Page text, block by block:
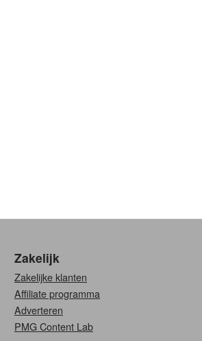
Zakelijk
Zakelijke klanten
Affiliate programma
Adverteren
PMG Content Lab